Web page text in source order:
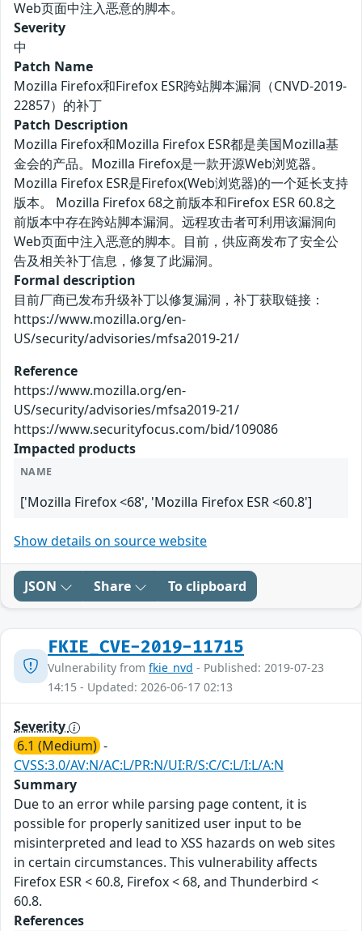
Web页面中注入恶意的脚本。
Severity
中
Patch Name
Mozilla Firefox和Firefox ESR跨站脚本漏洞（CNVD-2019-
22857）的补丁
Patch Description
Mozilla Firefox和Mozilla Firefox ESR都是美国Mozilla基
金会的产品。Mozilla Firefox是一款开源Web浏览器。
Mozilla Firefox ESR是Firefox(Web浏览器)的一个延长支持
版本。 Mozilla Firefox 68之前版本和Firefox ESR 60.8之
前版本中存在跨站脚本漏洞。远程攻击者可利用该漏洞向
Web页面中注入恶意的脚本。目前，供应商发布了安全公
告及相关补丁信息，修复了此漏洞。
Formal description
目前厂商已发布升级补丁以修复漏洞，补丁获取链接：
https://www.mozilla.org/en-
US/security/advisories/mfsa2019-21/
Reference
https://www.mozilla.org/en-
US/security/advisories/mfsa2019-21/
https://www.securityfocus.com/bid/109086
Impacted products
NAME
['Mozilla Firefox <68', 'Mozilla Firefox ESR <60.8']
Show details on source website
JSON Share To clipboard
FKIE_CVE-2019-11715
Vulnerability from fkie_nvd - Published: 2019-07-23
14:15 - Updated: 2026-06-17 02:13
Severity
6.1 (Medium) -
CVSS:3.0/AV:N/AC:L/PR:N/UI:R/S:C/C:L/I:L/A:N
Summary
Due to an error while parsing page content, it is
possible for properly sanitized user input to be
misinterpreted and lead to XSS hazards on web sites
in certain circumstances. This vulnerability affects
Firefox ESR < 60.8, Firefox < 68, and Thunderbird <
60.8.
References